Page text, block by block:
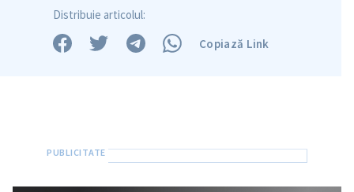
Distribuie articolul:
Copiază Link